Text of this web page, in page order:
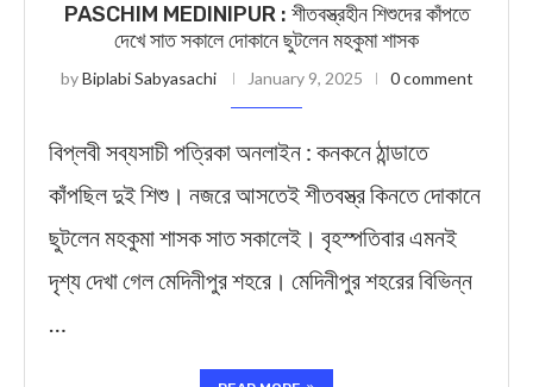
PASCHIM MEDINIPUR : শীতবস্ত্রহীন শিশুদের কাঁপতে
দেখে সাত সকালে দোকানে ছুটলেন মহকুমা শাসক
byBiplabi Sabyasachi January 9, 2025 0 comment
বিপ্লবী সব্যসাচী পত্রিকা অনলাইন : কনকনে ঠান্ডাতে
কাঁপছিল দুই শিশু। নজরে আসতেই শীতবস্ত্র কিনতে দোকানে
ছুটলেন মহকুমা শাসক সাত সকালেই। বৃহস্পতিবার এমনই
দৃশ্য দেখা গেল মেদিনীপুর শহরে। মেদিনীপুর শহরের বিভিন্ন
…